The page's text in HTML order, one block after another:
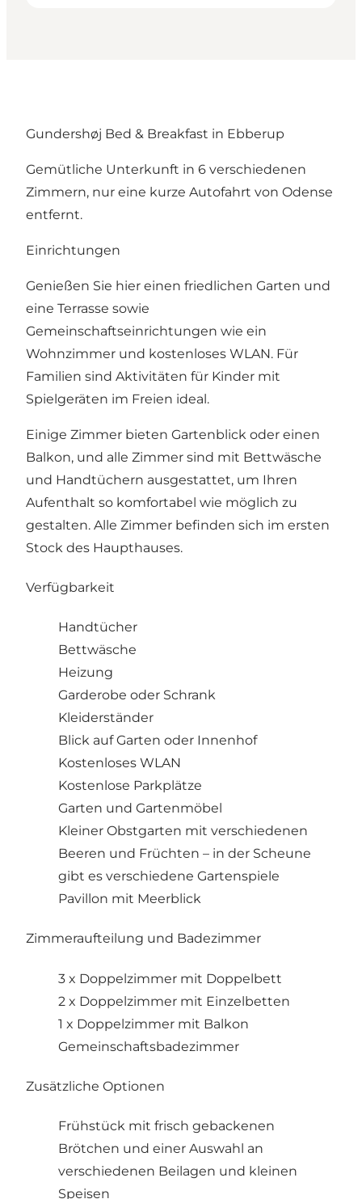
Gundershøj Bed & Breakfast in Ebberup
Gemütliche Unterkunft in 6 verschiedenen
Zimmern, nur eine kurze Autofahrt von Odense
entfernt.
Einrichtungen
Genießen Sie hier einen friedlichen Garten und
eine Terrasse sowie
Gemeinschaftseinrichtungen wie ein
Wohnzimmer und kostenloses WLAN. Für
Familien sind Aktivitäten für Kinder mit
Spielgeräten im Freien ideal.
Einige Zimmer bieten Gartenblick oder einen
Balkon, und alle Zimmer sind mit Bettwäsche
und Handtüchern ausgestattet, um Ihren
Aufenthalt so komfortabel wie möglich zu
gestalten. Alle Zimmer befinden sich im ersten
Stock des Haupthauses.
Verfügbarkeit
Handtücher
Bettwäsche
Heizung
Garderobe oder Schrank
Kleiderständer
Blick auf Garten oder Innenhof
Kostenloses WLAN
Kostenlose Parkplätze
Garten und Gartenmöbel
Kleiner Obstgarten mit verschiedenen
Beeren und Früchten – in der Scheune
gibt es verschiedene Gartenspiele
Pavillon mit Meerblick
Zimmeraufteilung und Badezimmer
3 x Doppelzimmer mit Doppelbett
2 x Doppelzimmer mit Einzelbetten
1 x Doppelzimmer mit Balkon
Gemeinschaftsbadezimmer
Zusätzliche Optionen
Frühstück mit frisch gebackenen
Brötchen und einer Auswahl an
verschiedenen Beilagen und kleinen
Speisen